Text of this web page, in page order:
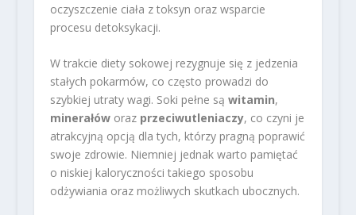
oczyszczenie ciała z toksyn oraz wsparcie
procesu detoksykacji.
W trakcie diety sokowej rezygnuje się z jedzenia
stałych pokarmów, co często prowadzi do
szybkiej utraty wagi. Soki pełne są witamin,
minerałóworaz przeciwutleniaczy, co czyni je
atrakcyjną opcją dla tych, którzy pragną poprawić
swoje zdrowie. Niemniej jednak warto pamiętać
o niskiej kaloryczności takiego sposobu
odżywiania oraz możliwych skutkach ubocznych.